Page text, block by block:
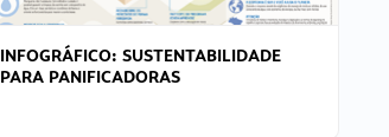
INFOGRÁFICO: SUSTENTABILIDADE
PARA PANIFICADORAS